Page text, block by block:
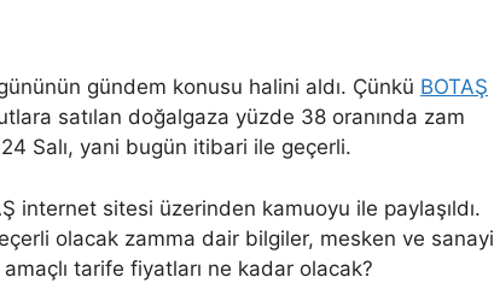
gündem konusu halini aldı. Çünkü BOTAŞ
satılan doğalgaza yüzde 38 oranında zam
Salı, yani bugün itibari ile geçerli.
internet sitesi üzerinden kamuoyu ile paylaşıldı.
olacak zamma dair bilgiler, mesken ve sanayi
tarife fiyatları ne kadar olacak?